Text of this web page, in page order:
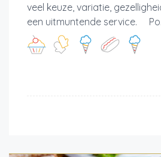
veel keuze, variatie,
een uitmuntende service.